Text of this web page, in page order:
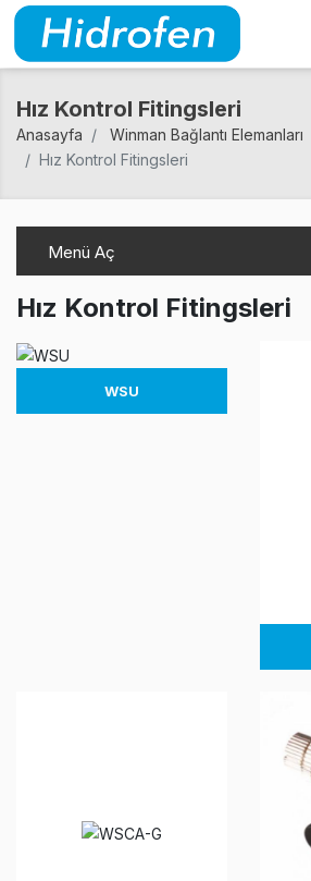
Hız Kontrol Fitingsleri
Anasayfa
Winman Bağlantı Elemanları
Hız Kontrol Fitingsleri
Menü Aç
Hız Kontrol Fitingsleri
WSU